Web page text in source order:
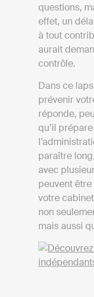
questions,
effet, un
à tout
aurait
contrôle.
Dans ce
prévenir
réponde,
qu’il
paraître
avec
peuvent
votre
non
mais aussi